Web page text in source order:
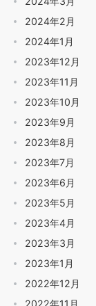
2024年2月
2024年1月
2023年12月
2023年11月
2023年10月
2023年9月
2023年8月
2023年7月
2023年6月
2023年5月
2023年4月
2023年3月
2023年1月
2022年12月